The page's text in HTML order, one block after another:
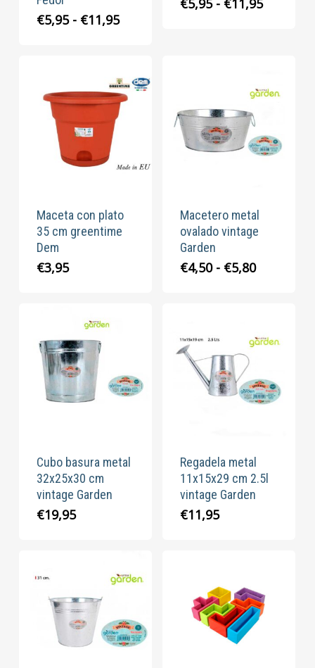
€5,95 - €11,95Rango
€5,95
hasta
€11,95
€5,95 - €11,95
€11,95
Maceta con plato
35 cm greentime
Dem
€3,95
Macetero metal
ovalado vintage
Garden
€4,50 - €5,80Rango
hasta
Cubo basura metal
32x25x30 cm
vintage Garden
€19,95
Regadela metal
11x15x29 cm 2.5l
vintage Garden
€11,95